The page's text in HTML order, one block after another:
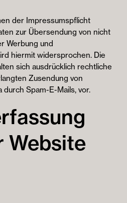
der Impressumspflicht
zur Übersendung von nicht
Werbung und
hiermit widersprochen. Die
sich ausdrücklich rechtliche
Zusendung von
Spam-E-Mails, vor.
Website